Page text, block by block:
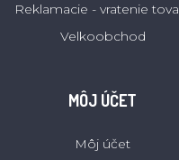
Reklamacie - vratenie
Velkoobchod
MÔJ ÚČET
Môj účet